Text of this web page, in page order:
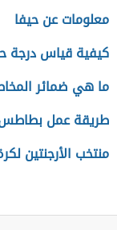
معلومات عن حيفا
كيفية قياس درجة
ما هي ضمائر
طريقة عمل
منتخب الأرجنتين